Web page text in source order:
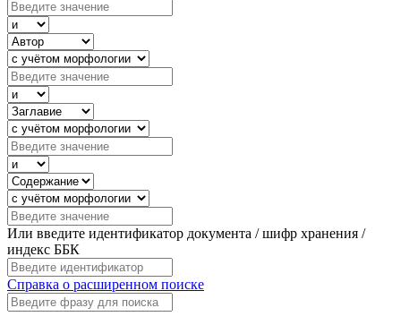
Или введите идентификатор документа / шифр хранения /
индекс ББК
Справка о расширенном поиске